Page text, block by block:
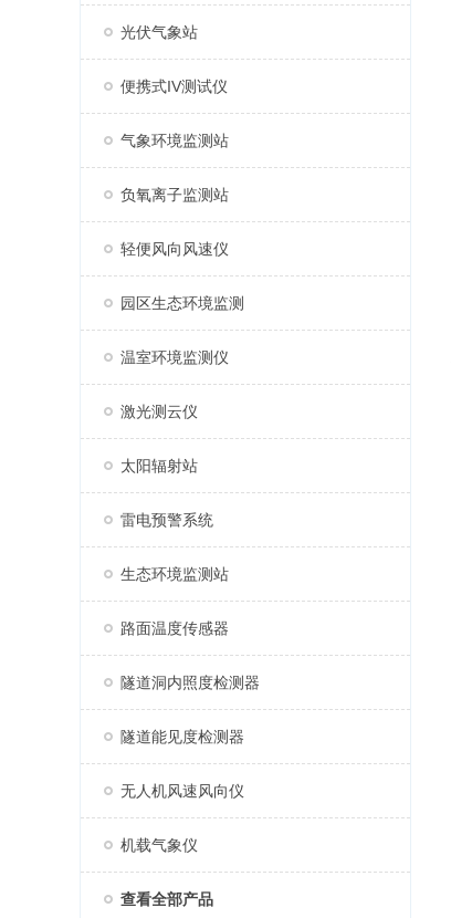
光伏气象站
便携式IV测试仪
气象环境监测站
负氧离子监测站
轻便风向风速仪
园区生态环境监测
温室环境监测仪
激光测云仪
太阳辐射站
雷电预警系统
生态环境监测站
路面温度传感器
隧道洞内照度检测器
隧道能见度检测器
无人机风速风向仪
机载气象仪
查看全部产品